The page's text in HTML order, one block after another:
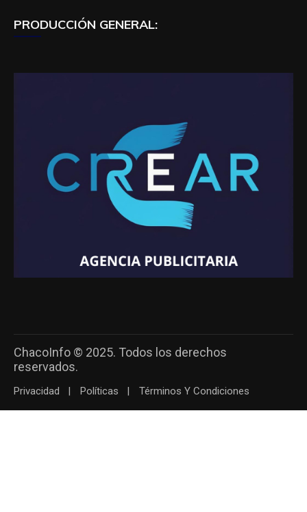
PRODUCCIÓN GENERAL:
ChacoInfo © 2025. Todos los derechos
reservados.
Privacidad Políticas Términos Y Condiciones